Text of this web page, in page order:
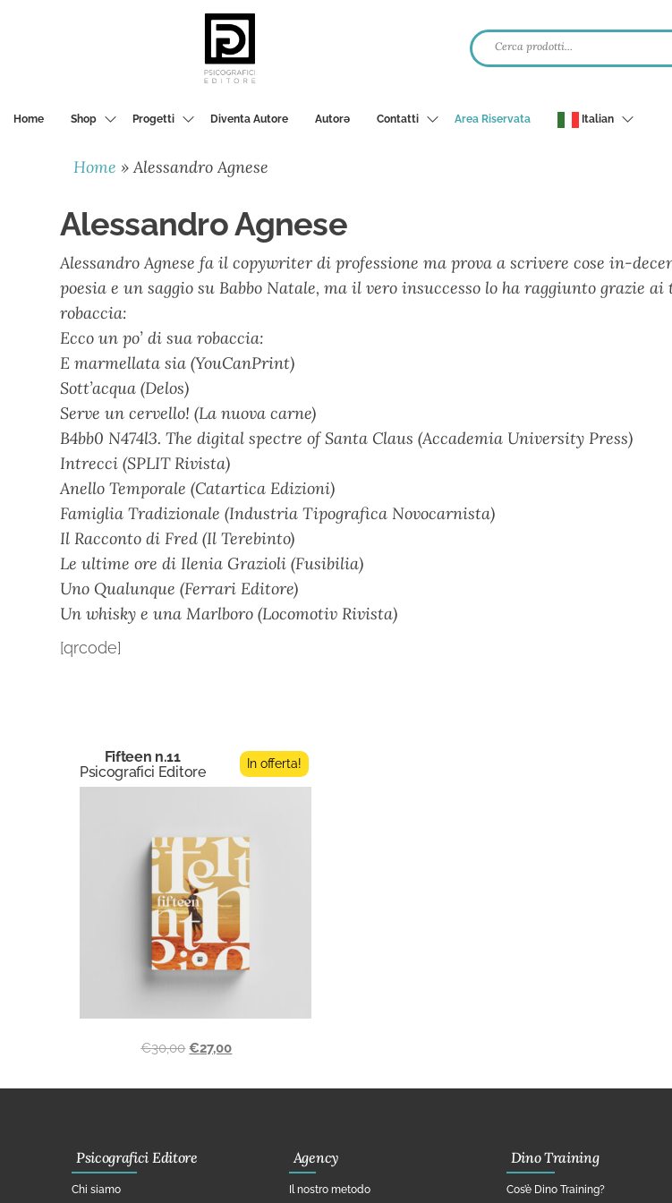
Home Shop Progetti Diventa Autore Autorә Contatti Area Riservata Italian
Home »Alessandro Agnese
Alessandro Agnese
Alessandro Agnese fa il copywriter di professione ma prova a scrivere cose in-
poesia e un saggio su Babbo Natale, ma il vero insuccesso lo ha raggiunto grazie
robaccia:
Ecco un po’ di sua robaccia:
E marmellata sia (YouCanPrint)
Sott’acqua (Delos)
Serve un cervello! (La nuova carne)
B4bb0 N474l3. The digital spectre of Santa Claus (Accademia University Press)
Intrecci (SPLIT Rivista)
Anello Temporale (Catartica Edizioni)
Famiglia Tradizionale (Industria Tipografica Novocarnista)
Il Racconto di Fred (Il Terebinto)
Le ultime ore di Ilenia Grazioli (Fusibilia)
Uno Qualunque (Ferrari Editore)
Un whisky e una Marlboro (Locomotiv Rivista)
[qrcode]
Fifteen n.11
Psicografici Editore
In offerta!
€30,00 €27,00
Psicografici Editore
Chi siamo
Agency
Il nostro metodo
Dino Training
Cos’è Dino Training?